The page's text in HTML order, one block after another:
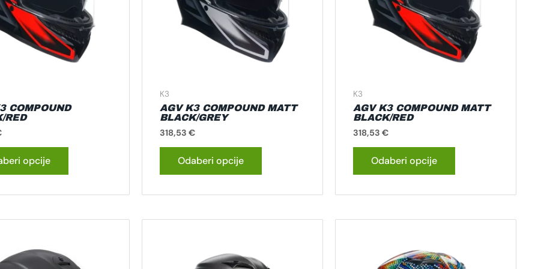
COMPOUND
RED
opcije
se
mogu
odabrati
na
K3
AGV K3 COMPOUND MATT
BLACK/GREY
318,53€
Odaberi opcije
mogu
odabrati
na
K3
AGV K3 COMPOUND MATT
BLACK/RED
318,53€
Odaberi opcije
se
mogu
odabrati
na
ima
ima